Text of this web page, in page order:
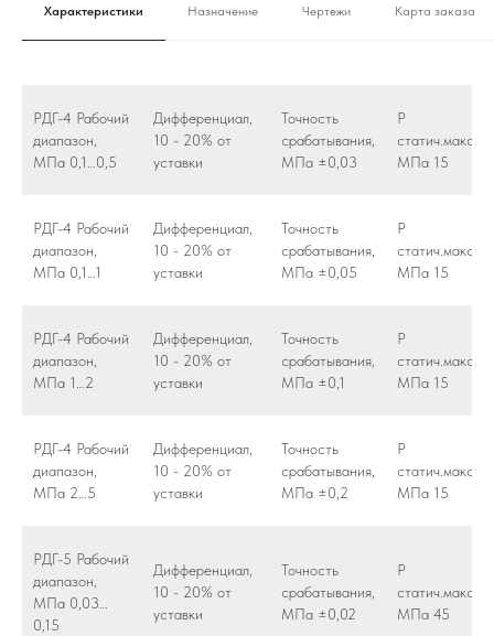
Характеристики Назначение Чертежи Карта заказа
РДГ-4 Рабочий
диапазон,
МПа 0,1…0,5
Дифференциал,
10 - 20% от
уставки
Точность
срабатывания,
МПа ±0,03
Р
статич.макс,
МПа 15
РДГ-4 Рабочий
диапазон,
МПа 0,1…1
Дифференциал,
10 - 20% от
уставки
Точность
срабатывания,
МПа ±0,05
Р
статич.макс,
МПа 15
РДГ-4 Рабочий
диапазон,
МПа 1…2
Дифференциал,
10 - 20% от
уставки
Точность
срабатывания,
МПа ±0,1
Р
статич.макс,
МПа 15
РДГ-4 Рабочий
диапазон,
МПа 2…5
Дифференциал,
10 - 20% от
уставки
Точность
срабатывания,
МПа ±0,2
Р
статич.макс,
МПа 15
РДГ-5 Рабочий
диапазон,
МПа 0,03…
0,15
Дифференциал,
10 - 20% от
уставки
Точность
срабатывания,
МПа ±0,02
Р
статич.макс,
МПа 45